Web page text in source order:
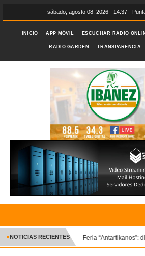
sábado, agosto 08, 2026 - 14:37 -
INICIO APP MÓVIL ESCUCHAR RADIO
RADIO GARDEN TRANSPARENCIA.
INICIO
CRÓNICA
●NOTICIAS RECIENTES Feria “Antartikanos”: